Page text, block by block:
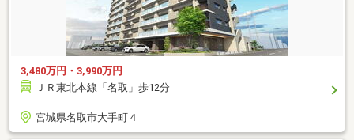
3,480万円・3,990万円
ＪＲ東北本線「名取」歩12分
宮城県名取市大手町４